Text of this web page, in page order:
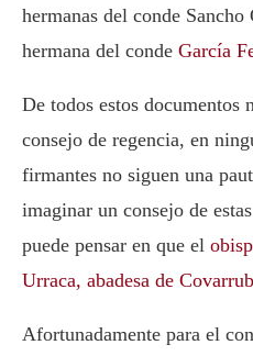
hermanas del conde Sancho
hermana del conde García
De todos estos documentos
consejo de regencia, en
firmantes no siguen una
imaginar un consejo de
puede pensar en que el
Urraca, abadesa de
Afortunadamente para el